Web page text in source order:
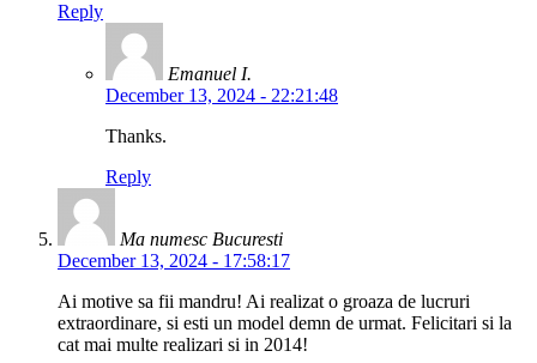
Reply
Emanuel I.
December 13, 2024 - 22:21:48
Thanks.
Reply
Ma numesc Bucuresti
December 13, 2024 - 17:58:17
Ai motive sa fii mandru! Ai realizat o groaza de lucruri
extraordinare, si esti un model demn de urmat. Felicitari si la
cat mai multe realizari si in 2014!